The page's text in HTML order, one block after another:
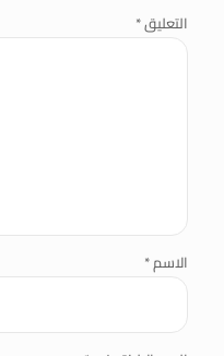
التعليق*
الاسم*